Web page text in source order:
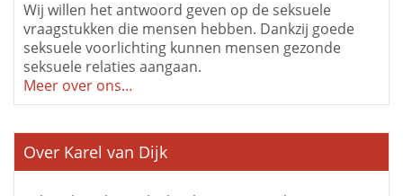
Wij willen het antwoord geven op de seksuele
vraagstukken die mensen hebben. Dankzij goede
seksuele voorlichting kunnen mensen gezonde
seksuele relaties aangaan.
Meer over ons…
Over Karel van Dijk